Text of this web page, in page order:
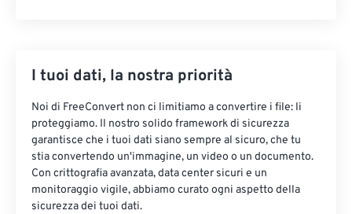
I tuoi dati, la nostra priorità
Noi di FreeConvert non ci limitiamo a convertire i file: li
proteggiamo. Il nostro solido framework di sicurezza
garantisce che i tuoi dati siano sempre al sicuro, che tu
stia convertendo un'immagine, un video o un documento.
Con crittografia avanzata, data center sicuri e un
monitoraggio vigile, abbiamo curato ogni aspetto della
sicurezza dei tuoi dati.